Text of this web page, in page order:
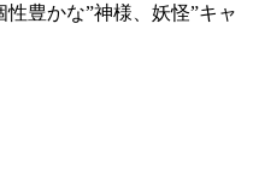
豊かな”神様、妖怪”キャ